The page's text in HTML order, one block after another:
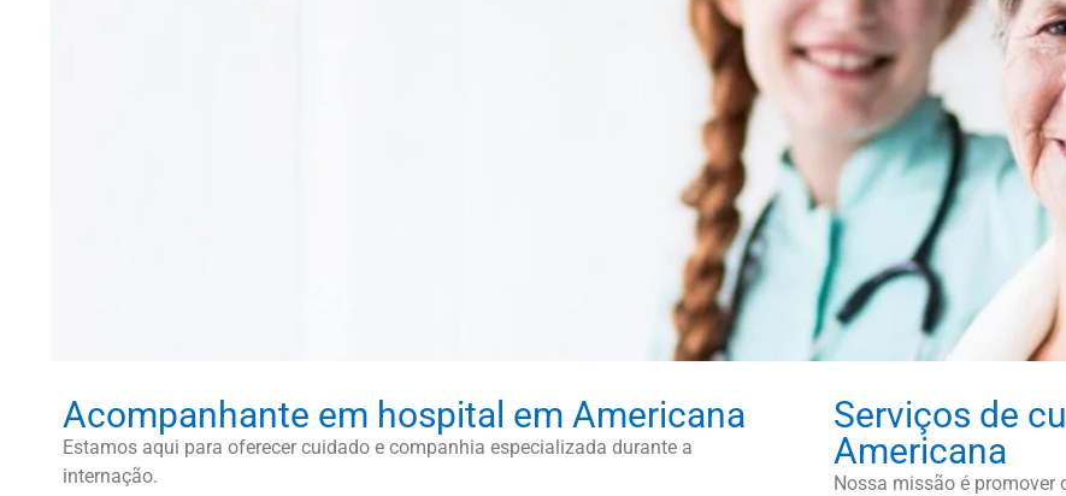
Acompanhante em hospital em Americana
Estamos aqui para oferecer cuidado e companhia especializada durante a
internação.
Serviços de
Americana
Nossa missão é promover